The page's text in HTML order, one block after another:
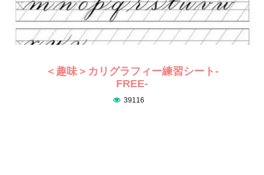
＜趣味＞カリグラフィー練習シート-
FREE-
39116